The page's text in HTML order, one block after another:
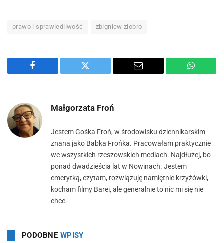
prawo i sprawiedliwość zbigniew ziobro
Facebook Twitter Email
Małgorzata Froń
Jestem Gośka Froń, w środowisku dziennikarskim
znana jako Babka Frońka. Pracowałam praktycznie
we wszystkich rzeszowskich mediach. Najdłużej, bo
ponad dwadzieścia lat w Nowinach. Jestem
emerytką, czytam, rozwiązuję namiętnie krzyżówki,
kocham filmy Barei, ale generalnie to nic mi się nie
chce.
PODOBNE WPISY